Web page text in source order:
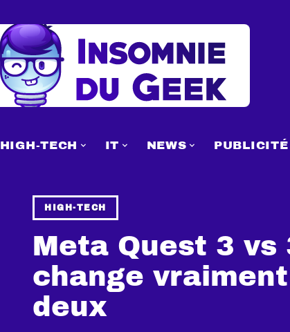
HIGH-TECH IT NEWS PUBLICITÉ
HIGH-TECH
Meta Quest 3 vs
change
deux